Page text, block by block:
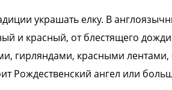
украшать елку. В
и красный, от блестящего
гирляндами, красными лентами,
Рождественский ангел или